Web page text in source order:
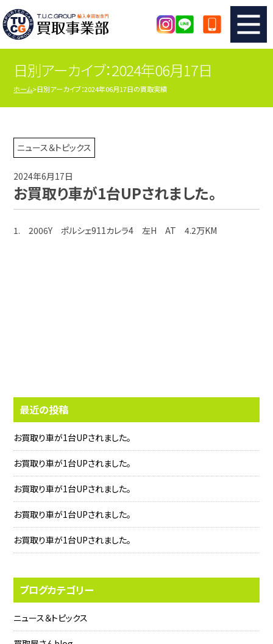
TUCのカンタン査定 買取りの流れ
査定の注意事項 メーカー別査定フォーム
TUCの買取実績
店舗紹介
日別アーカイブ：2024年06月17日
ホーム 日別アーカイブ：2024年06月17日の買取実績
ニュース＆トピックス
2024年6月17日
お買取り車が1台UPされました。
1. 2006Y ポルシェ911カレラ4 左H AT 4.2万KM
最近の投稿
お買取り車が1台UPされました。
お買取り車が1台UPされました。
お買取り車が1台UPされました。
お買取り車が1台UPされました。
お買取り車が1台UPされました。
ブログカテゴリー
ニュース＆トピックス